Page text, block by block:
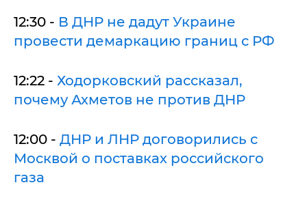
12:30 - В ДНР не дадут Украине
провести демаркацию границ с РФ
12:22 - Ходорковский рассказал,
почему Ахметов не против ДНР
12:00 - ДНР и ЛНР договорились с
Москвой о поставках российского
газа